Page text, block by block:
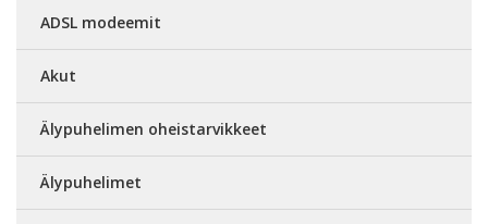
ADSL modeemit
Akut
Älypuhelimen oheistarvikkeet
Älypuhelimet